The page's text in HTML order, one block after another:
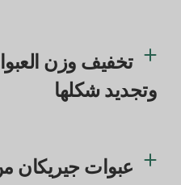
تخفيف وزن
وتجديد شكلها
عبوات جيريكان